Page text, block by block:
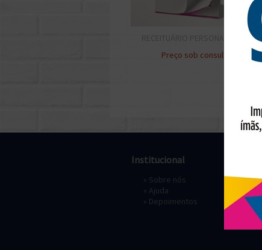
Preço sob consulta
Institucional
» Sobre nós
» Ajuda
» Depoimentos
»